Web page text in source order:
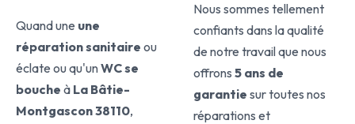
Quand une une
réparation sanitaire ou
éclate ou qu'unWC se
bouche à La Bâtie-
Montgascon 38110,
Nous sommes tellement
confiants dans la qualité
de notre travail que nous
offrons 5 ans de
garantie sur toutes nos
réparations et